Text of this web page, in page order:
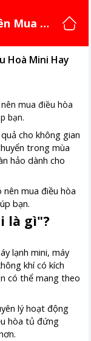
Mua Đi
Hoà Mini Hay
mua điều hòa
bạn.
cho không gian
trong mùa
hảo dành cho
mua điều hòa
bạn.
là gì"?
lạnh mini, máy
khí có kích
có thể mang theo
lý hoạt động
hòa tủ đứng